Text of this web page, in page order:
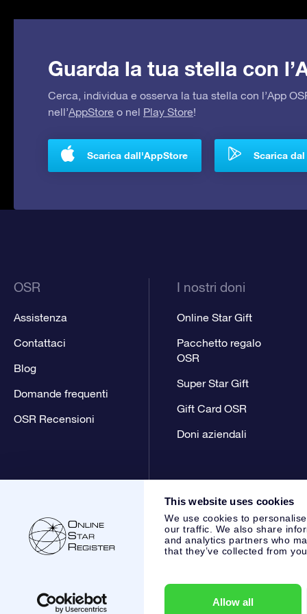
This website uses cookies
We use cookies to
our traffic. We also share
and analytics partners who
that they’ve collected from
Allow all
Guarda la tua stella con
Cerca, individua e osserva la tua stella con l’App
nell’AppStore o nel Play Store!
Scarica dall'AppStore Scarica
OSR
Assistenza
Contattaci
Blog
Domande frequenti
OSR Recensioni
I nostri doni
Online Star Gift
Pacchetto regalo
OSR
Super Star Gift
Gift Card OSR
Doni aziendali
Servizio Clienti:help@osr.org KVK: 60333553, VAT: NL